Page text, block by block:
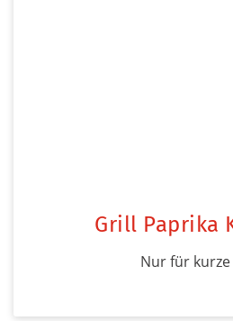
Grill Paprika
Nur für kurze